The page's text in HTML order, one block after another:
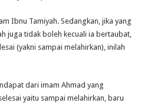
Ibnu Tamiyah. Sedangkan, jika yang
juga tidak boleh kecuali ia bertaubat,
(yakni sampai melahirkan), inilah
dari imam Ahmad yang
yaitu sampai melahirkan, baru